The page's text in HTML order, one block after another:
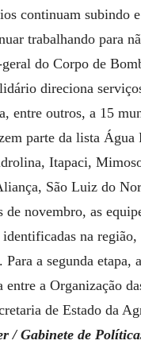
continuam subindo
trabalhando para
geral do Corpo de
direciona
entre outros, a 15
parte da lista
Itapaci,
São Luiz do
de novembro, as
identificadas na
Para a segunda
entre a Organização
de Estado da
/Gabinete de